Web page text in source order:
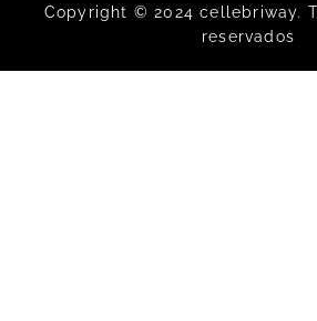
Copyright © 2024 cellebriway.
reservados